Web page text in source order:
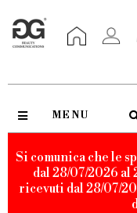
MENU
Si comunica che le
dal 28/07/2026
ricevuti dal 28/07/